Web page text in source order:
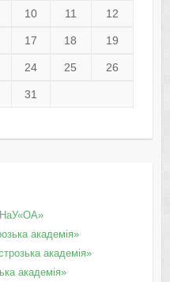
10 11 12
17 18 19
24 25 26
31
НаУ«ОА»
академія»
академія»
академія»